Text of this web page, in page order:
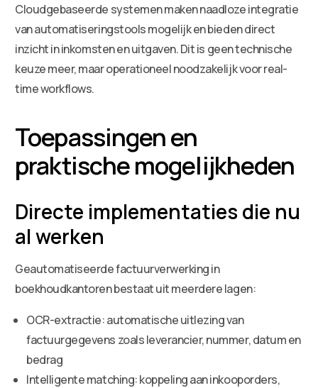
Cloudgebaseerde systemen maken naadloze integratie
van automatiseringstools mogelijk en bieden direct
inzicht in inkomsten en uitgaven. Dit is geen technische
keuze meer, maar operationeel noodzakelijk voor real-
time workflows.
Toepassingen en
praktische mogelijkheden
Directe implementaties die nu
al werken
Geautomatiseerde factuurverwerking in
boekhoudkantoren bestaat uit meerdere lagen:
OCR-extractie: automatische uitlezing van
factuurgegevens zoals leverancier, nummer, datum en
bedrag
Intelligente matching: koppeling aan inkooporders,